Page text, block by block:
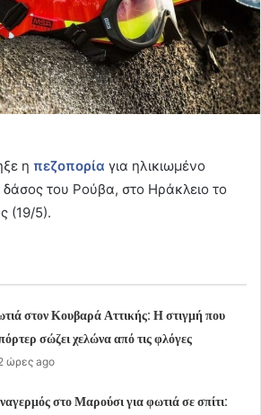
η πεζοπορία για ηλικιωμένο
δάσος του Ρούβα, στο Ηράκλειο το
(19/5).
στον Κουβαρά Αττικής: Η στιγμή που
σώζει χελώνα από τις φλόγες
ώρες ago
στο Μαρούσι για φωτιά σε σπίτι: